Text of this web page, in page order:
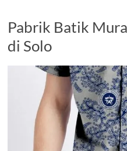
Pabrik Batik
di Solo